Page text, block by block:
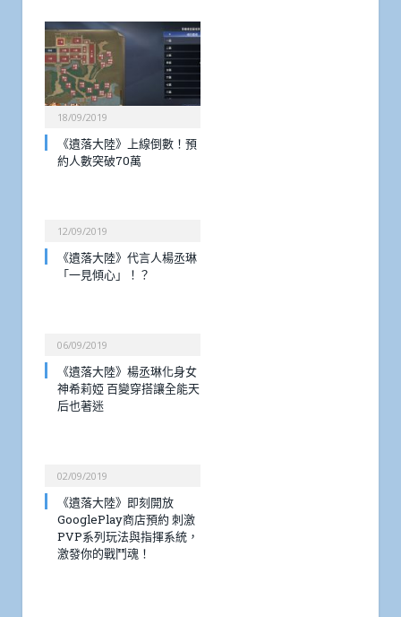
18/09/2019
《遺落大陸》上線倒數！預
約人數突破70萬
12/09/2019
《遺落大陸》代言人楊丞琳
「一見傾心」！？
06/09/2019
《遺落大陸》楊丞琳化身女
神希莉婭 百變穿搭讓全能天
后也著迷
02/09/2019
《遺落大陸》即刻開放
GooglePlay商店預約 刺激
PVP系列玩法與指揮系統，
激發你的戰鬥魂！